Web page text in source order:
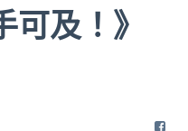
及！》